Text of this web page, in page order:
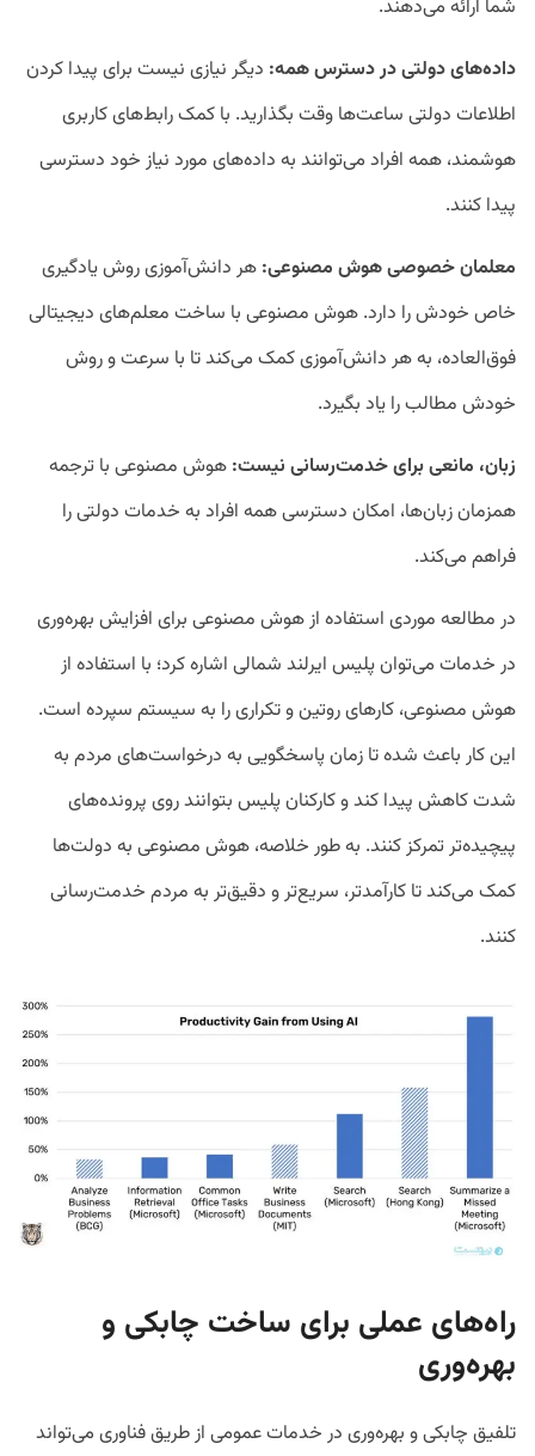
شما ارائه می‌دهند.
داده‌های دولتی در دسترس همه: دیگر نیازی نیست برای پیدا کردن
اطلاعات دولتی ساعت‌ها وقت بگذارید. با کمک رابط‌های کاربری
هوشمند، همه افراد می‌توانند به داده‌های مورد نیاز خود دسترسی
پیدا کنند.
معلمان خصوصی هوش مصنوعی: هر دانش‌آموزی روش یادگیری
خاص خودش را دارد. هوش مصنوعی با ساخت معلم‌های دیجیتالی
فوق‌العاده، به هر دانش‌آموزی کمک می‌کند تا با سرعت و روش
خودش مطالب را یاد بگیرد.
زبان، مانعی برای خدمت‌رسانی نیست: هوش مصنوعی با ترجمه
همزمان زبان‌ها، امکان دسترسی همه افراد به خدمات دولتی را
فراهم می‌کند.
در مطالعه موردی استفاده از هوش مصنوعی برای افزایش بهره‌وری
در خدمات می‌توان پلیس ایرلند شمالی اشاره کرد؛ با استفاده از
هوش مصنوعی، کارهای روتین و تکراری را به سیستم سپرده است.
این کار باعث شده تا زمان پاسخگویی به درخواست‌های مردم به
شدت کاهش پیدا کند و کارکنان پلیس بتوانند روی پرونده‌های
پیچیده‌تر تمرکز کنند. به طور خلاصه، هوش مصنوعی به دولت‌ها
کمک می‌کند تا کارآمدتر، سریع‌تر و دقیق‌تر به مردم خدمت‌رسانی
کنند.
راه‌های عملی برای ساخت چابکی و
بهره‌وری
تلفیق چابکی و بهره‌وری در خدمات عمومی از طریق فناوری می‌تواند